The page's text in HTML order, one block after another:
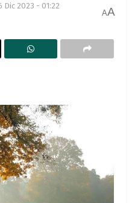
Dic 2023 - 01:22
AA